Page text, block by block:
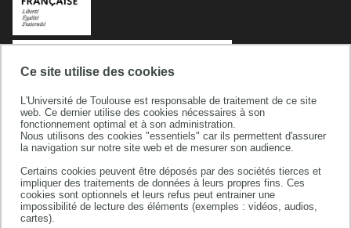
Ce site utilise des cookies
L'Université de Toulouse est responsable de traitement de ce site
web. Ce dernier utilise des cookies nécessaires à son
fonctionnement optimal et à son administration.
Nous utilisons des cookies "essentiels" car ils permettent d'assurer
la navigation sur notre site web et de mesurer son audience.
Certains cookies peuvent être déposés par des sociétés tierces et
impliquer des traitements de données à leurs propres fins. Ces
cookies sont optionnels et leurs refus peut entrainer une
impossibilité de lecture des éléments (exemples : vidéos, audios,
cartes).
Université de Toulouse
118 route de Narbonne
31062 TOULOUSE CEDEX 9
téléphone +33 (0)5 61 55 66 11